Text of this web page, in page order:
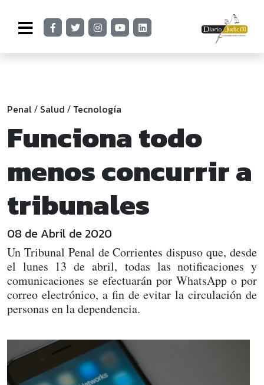
Penal/ Salud / Tecnología
Funciona todo
menos concurrir a
tribunales
08 de Abril de 2020
Un Tribunal Penal de Corrientes dispuso que, desde
el lunes 13 de abril, todas las notificaciones y
comunicaciones se efectuarán por WhatsApp o por
correo electrónico, a fin de evitar la circulación de
personas en la dependencia.